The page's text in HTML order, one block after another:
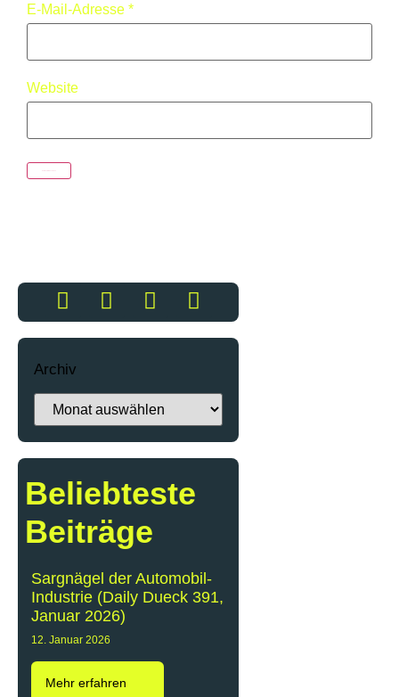
E-Mail-Adresse *
Website
Archiv
Beliebteste
Beiträge
Sargnägel der Automobil-
Industrie (Daily Dueck 391,
Januar 2026)
12. Januar 2026
Mehr erfahren